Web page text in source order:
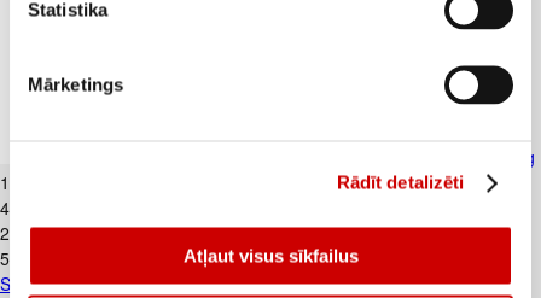
Statistika
Mārketings
Rādīt detalizēti
Atļaut visus sīkfailus
Skābais krējums VALMIERA 20% 450g
1
4,42€/kg
2
39€
5,31€/kg
Skābais krējums VALMIERA 20% 450g